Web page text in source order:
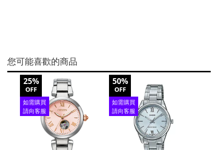
您可能喜歡的商品
25%
OFF
如需購買
請向客服
50%
OFF
如需購買
請向客服